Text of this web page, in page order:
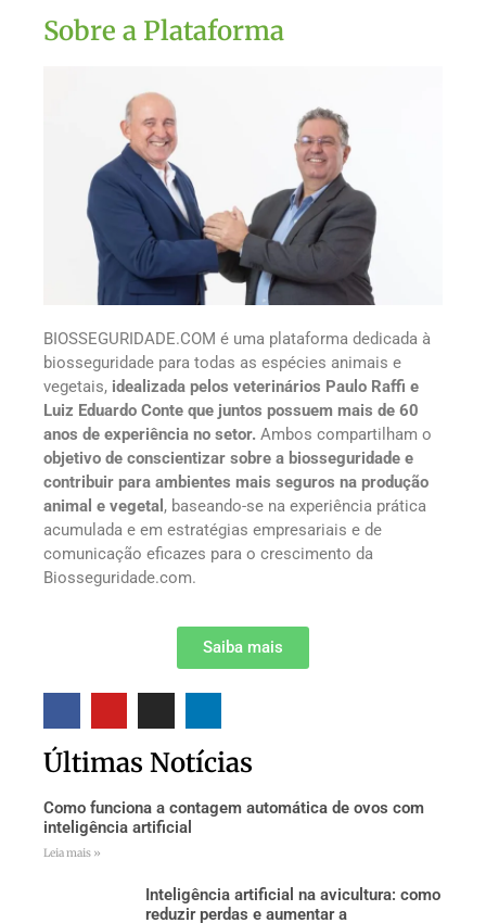
Sobre a Plataforma
BIOSSEGURIDADE.COM é uma plataforma dedicada à
biosseguridade para todas as espécies animais e
vegetais, idealizada pelos veterinários Paulo Raffi e
Luiz Eduardo Conte que juntos possuem mais de 60
anos de experiência no setor. Ambos compartilham o
objetivo de conscientizar sobre a biosseguridade e
contribuir para ambientes mais seguros na produção
animal e vegetal , baseando-se na experiência prática
acumulada e em estratégias empresariais e de
comunicação eficazes para o crescimento da
Biosseguridade.com.
Saiba mais
Últimas Notícias
Como funciona a contagem automática de ovos com
inteligência artificial
Leia mais »
Inteligência artificial na avicultura: como
reduzir perdas e aumentar a